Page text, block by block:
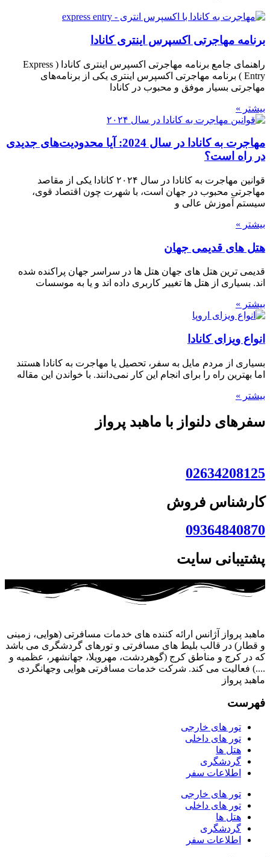
برنامه مهاجرتی اکسپرس اینتری کانادا
راهنمای جامع برنامه مهاجرتی اکسپرس اینتری کانادا ( Express
Entry ) برنامه مهاجرتی اکسپرس اینتری یکی از برنامه‌های
مهاجرتی بسیار موفق و محبوب در کانادا
بیشتر »
مهاجرت به کانادا در سال 2024: آیا محدودیت‌های جدیدی
در راه است؟
قوانین مهاجرت به کانادا در سال ۲۰۲۴ کانادا یکی از مقاصد
مهاجرتی محبوب در جهان است، با شهرت چون اقتصاد قوی،
سیستم آموزش عالی و
بیشتر »
هتل های قدیمی جهان
قدیمی ترین هتل های جهان هتل ها در سراسر جهان پراکنده شده
اند. بسیاری از هتل ها تغییر کاربری داده اند و یا به موسسات
بیشتر »
انواع ویزای کانادا
بسیاری از مردم مایل به سفر، تحصیل یا مهاجرت به کانادا هستند
اما بهترین راه را برای انجام این کار نمی‌دانند. با خواندن این مقاله
بیشتر »
سفرهای دلنواز با ماهبد پرواز
02634208125
کارشناس فروش
09364840870
پشتیبانی سایت
ماهبد پرواز آژانس ارائه کننده های خدمات مسافرتی (هوایی، زمینی
و قطار) در قالب بلیط های مسافرتی و تورهای گردشگری می باشد
که در کرج و مناطق کرج (گوهردشت، مهرویلا، جهانشهر، عظمیه و
....) فعالیت می کند. شرکت خدمات مسافرتی هوایی وجهانگردی
ماهبد پرواز
فهرست
تور های خارجی
تور های داخلی
هتل ها
گردشگری
اطلاعات سفر
تور های خارجی
تور های داخلی
هتل ها
گردشگری
اطلاعات سفر